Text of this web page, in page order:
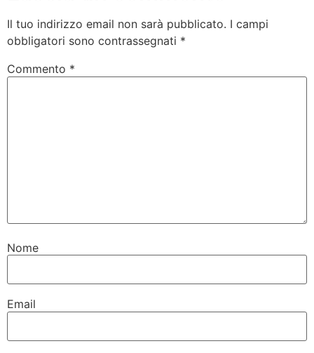
Il tuo indirizzo email non sarà pubblicato. I campi
obbligatori sono contrassegnati *
Commento *
Nome
Email